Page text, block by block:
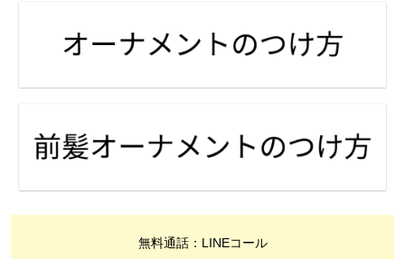
無料通話：LINEコール